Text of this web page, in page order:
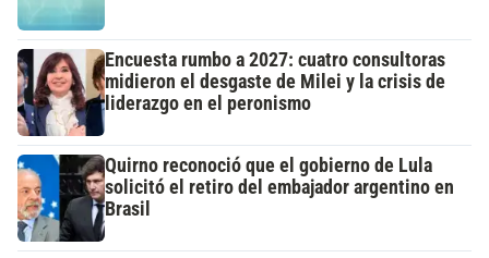
Encuesta rumbo a 2027: cuatro consultoras
midieron el desgaste de Milei y la crisis de
liderazgo en el peronismo
Quirno reconoció que el gobierno de Lula
solicitó el retiro del embajador argentino en
Brasil